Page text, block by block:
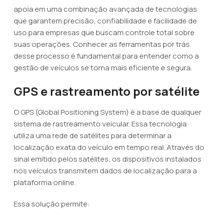
apoia em uma combinação avançada de tecnologias
que garantem precisão, confiabilidade e facilidade de
uso para empresas que buscam controle total sobre
suas operações. Conhecer as ferramentas por trás
desse processo é fundamental para entender como a
gestão de veículos se torna mais eficiente e segura.
GPS e rastreamento por satélite
O GPS (Global Positioning System) é a base de qualquer
sistema de rastreamento veicular. Essa tecnologia
utiliza uma rede de satélites para determinar a
localização exata do veículo em tempo real. Através do
sinal emitido pelos satélites, os dispositivos instalados
nos veículos transmitem dados de localização para a
plataforma online.
Essa solução permite: